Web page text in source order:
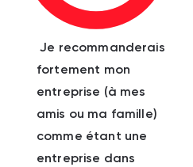
Je recommanderais
fortement mon
entreprise (à mes
amis ou ma famille)
comme étant une
entreprise dans